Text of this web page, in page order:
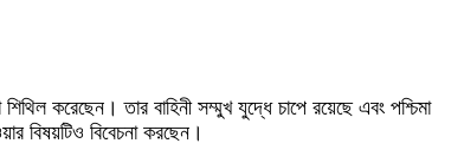
করেছেন। তার বাহিনী সম্মুখ যুদ্ধে চাপে রয়েছে এবং পশ্চিমা
বিষয়টিও বিবেচনা করছেন।